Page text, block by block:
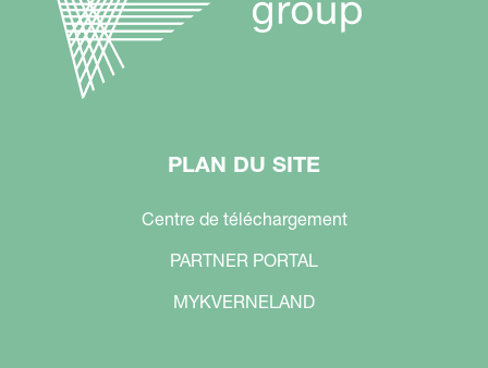
PLAN DU SITE
Centre de téléchargement
PARTNER PORTAL
MYKVERNELAND